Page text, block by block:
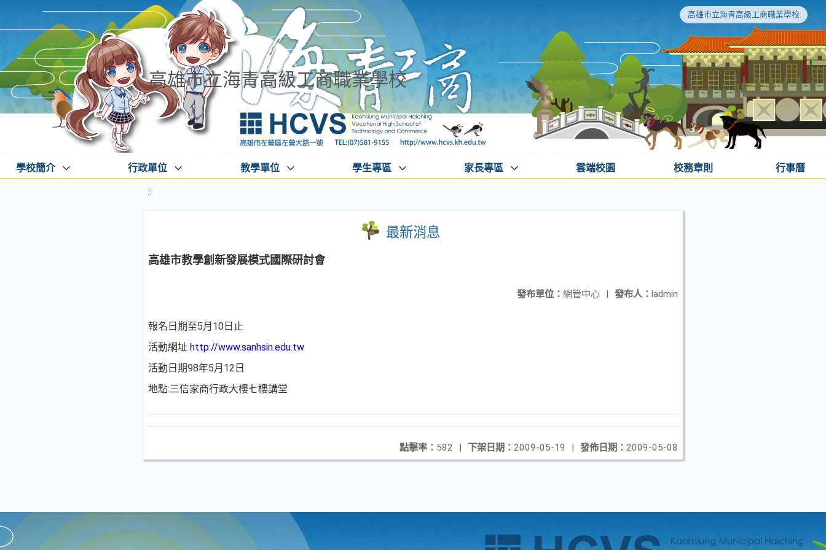
高雄市立海青高級工商職業學校
高雄市立海青高級工商職業學校
學校簡介 行政單位 教學單位 學生專區 家長專區 雲端校園 校務章則 行事曆
:::
最新消息
高雄市教學創新發展模式國際研討會
發布人： ladmin
發布單位： 網管中心 |
報名日期至5月10日止
活動網址 http://www.sanhsin.edu.tw
活動日期98年5月12日
地點:三信家商行政大樓七樓講堂
發佈日期： 2009-05-08
下架日期： 2009-05-19 |
點擊率： 582 |